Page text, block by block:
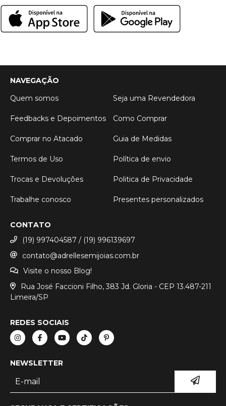
NAVEGAÇÃO
Quem somos
Seja uma Revendedora
Feedbacks e Depoimentos Como Comprar
Comprar no Atacado Guia de Medidas
Termos de Uso Política de envio
Trocas e Devoluções Politica de Privacidade
Trabalhe conosco Presentes personalizados
CONTATO
(19) 997404587 / (19) 996139697
contato@adrellesemijoias.com.br
Visite o nosso Blog!
Rua José Faccioni Filho, 383 Jd. Gloria - CEP 13.487-211
Limeira/SP
REDES SOCIAIS
NEWSLETTER